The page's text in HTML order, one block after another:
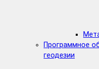
Программное
геодезии